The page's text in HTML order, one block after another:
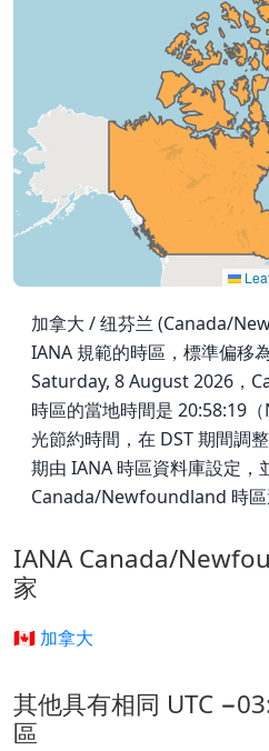
加拿大 / 纽芬兰 (Canada/
IANA 規範的時區，標準偏移
Saturday, 8 August 2026，
時區的當地時間是 20:58:19
光節約時間，在 DST 期間調
期由 IANA 時區資料庫設定，
Canada/Newfoundland 時
IANA Canada/
家
🇨🇦 加拿大
其他具有相同 UTC
區